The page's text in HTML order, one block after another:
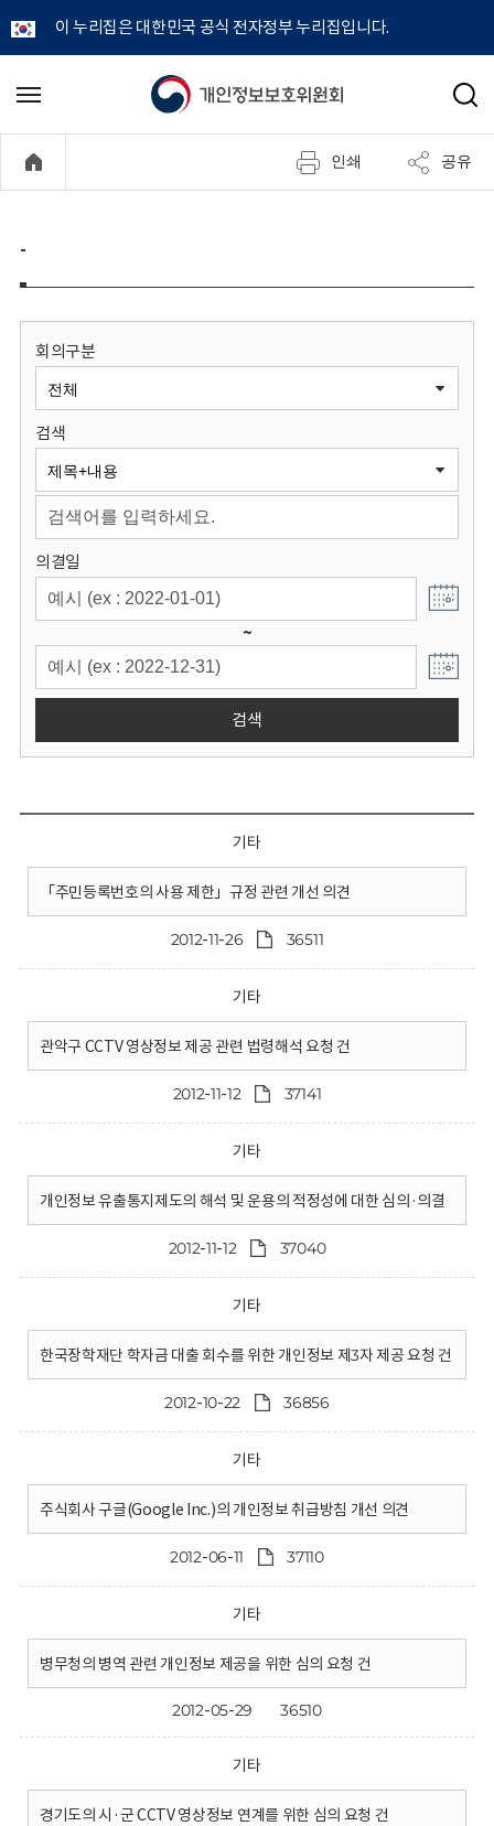
이 누리집은 대한민국 공식 전자정부 누리집입니다.
개
정
보
원
회
메
기
검
인쇄 공유
-
회의구분
검색
의결일
~
검색
기타
「주민등록번호의 사용 제한」규정 관련 개선 의견
2012-11-26 36511
기타
관악구 CCTV 영상정보 제공 관련 법령해석 요청 건
2012-11-12 37141
기타
개인정보 유출통지제도의 해석 및 운용의 적정성에 대한 심의·의결
2012-11-12 37040
기타
한국장학재단 학자금 대출 회수를 위한 개인정보 제3자 제공 요청 건
2012-10-22 36856
기타
주식회사 구글(Google Inc.)의 개인정보 취급방침 개선 의견
2012-06-11 37110
기타
병무청의 병역 관련 개인정보 제공을 위한 심의 요청 건
2012-05-29 36510
기타
경기도의 시·군 CCTV 영상정보 연계를 위한 심의 요청 건